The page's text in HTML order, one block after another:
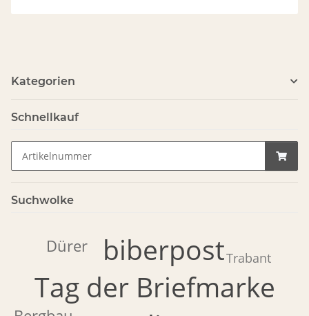
Kategorien
Schnellkauf
Suchwolke
Tag der Briefmarke
biberpost
Dürer
Trabant